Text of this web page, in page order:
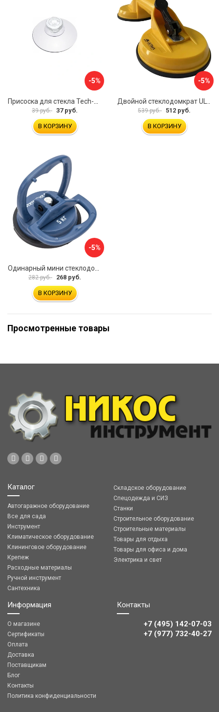
-5%
39 руб. 37 руб.
В КОРЗИНУ
-5%
Двойной стеклодомкрат ULTIMA 2
539 руб. 512 руб.
В КОРЗИНУ
-5%
282 руб. 268 руб.
В КОРЗИНУ
Просмотренные товары
Каталог
Автогаражное оборудование
Все для сада
Инструмент
Климатическое оборудование
Клининговое оборудование
Крепеж
Расходные материалы
Ручной инструмент
Сантехника
Складское оборудование
Спецодежда и СИЗ
Станки
Строительное оборудование
Строительные материалы
Товары для отдыха
Товары для офиса и дома
Электрика и свет
Информация
О магазине
Сертификаты
Оплата
Доставка
Поставщикам
Блог
Контакты
Политика конфиденциальности
Контакты
+7 (495) 142-07-03
‎‎+7 (977) 732-40-27